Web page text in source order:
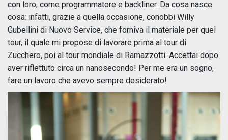
con loro, come programmatore e backliner. Da cosa nasce
cosa: infatti, grazie a quella occasione, conobbi Willy
Gubellini di Nuovo Service, che forniva il materiale per quel
tour, il quale mi propose di lavorare prima al tour di
Zucchero, poi al tour mondiale di Ramazzotti. Accettai dopo
aver riflettuto circa un nanosecondo! Per me era un sogno,
fare un lavoro che avevo sempre desiderato!